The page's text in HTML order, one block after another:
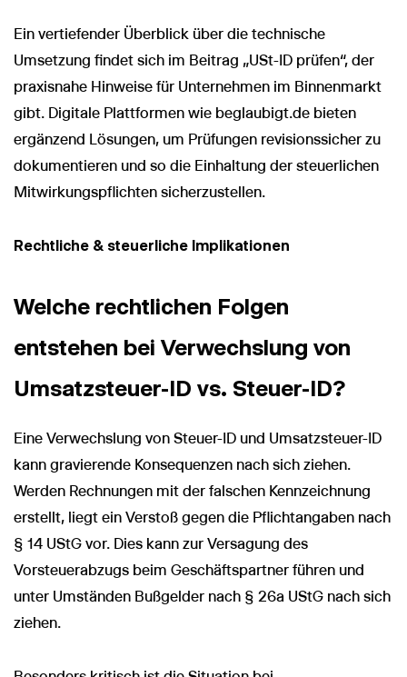
Ein vertiefender Überblick über die technische
Umsetzung findet sich im Beitrag „USt-ID prüfen“, der
praxisnahe Hinweise für Unternehmen im Binnenmarkt
gibt. Digitale Plattformen wie beglaubigt.de bieten
ergänzend Lösungen, um Prüfungen revisionssicher zu
dokumentieren und so die Einhaltung der steuerlichen
Mitwirkungspflichten sicherzustellen.
Rechtliche & steuerliche Implikationen
Welche rechtlichen Folgen
entstehen bei Verwechslung von
Umsatzsteuer-ID vs. Steuer-ID?
Eine Verwechslung von Steuer-ID und Umsatzsteuer-ID
kann gravierende Konsequenzen nach sich ziehen.
Werden Rechnungen mit der falschen Kennzeichnung
erstellt, liegt ein Verstoß gegen die Pflichtangaben nach
§ 14 UStG vor. Dies kann zur Versagung des
Vorsteuerabzugs beim Geschäftspartner führen und
unter Umständen Bußgelder nach § 26a UStG nach sich
ziehen.